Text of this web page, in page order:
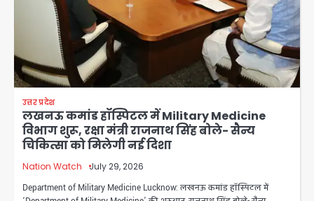
उत्तर प्रदेश
लखनऊ कमांड हॉस्पिटल में Military Medicine
विभाग शुरू, रक्षा मंत्री राजनाथ सिंह बोले- सैन्य
चिकित्सा को मिलेगी नई दिशा
Nation Watch
July 29, 2026
Department of Military Medicine Lucknow: लखनऊ कमांड हॉस्पिटल में